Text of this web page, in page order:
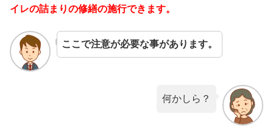
イレの詰まりの修繕の施行できます。
ここで注意が必要な事があります。
何かしら？